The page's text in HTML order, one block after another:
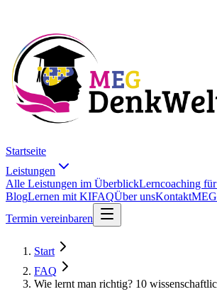
Startseite
Leistungen
Alle Leistungen im ÜberblickLerncoaching
BlogLernen mit KIFAQÜber unsKontakt
Termin vereinbaren
Start
FAQ
Wie lernt man richtig? 10